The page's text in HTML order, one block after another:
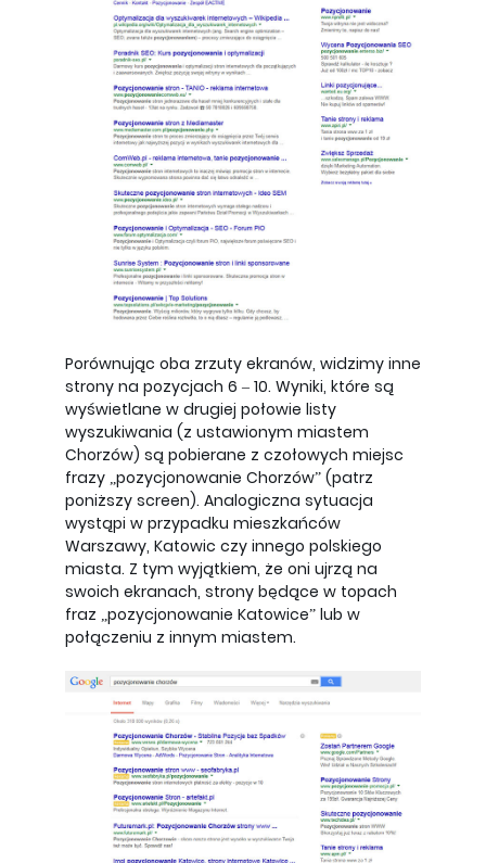
Porównując oba zrzuty ekranów, widzimy inne
strony na pozycjach 6 – 10. Wyniki, które są
wyświetlane w drugiej połowie listy
wyszukiwania (z ustawionym miastem
Chorzów) są pobierane z czołowych miejsc
frazy „pozycjonowanie Chorzów” (patrz
poniższy screen). Analogiczna sytuacja
wystąpi w przypadku mieszkańców
Warszawy, Katowic czy innego polskiego
miasta. Z tym wyjątkiem, że oni ujrzą na
swoich ekranach, strony będące w topach
fraz „pozycjonowanie Katowice” lub w
połączeniu z innym miastem.